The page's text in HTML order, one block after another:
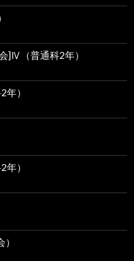
]Ⅳ（普通科2年）
）
）